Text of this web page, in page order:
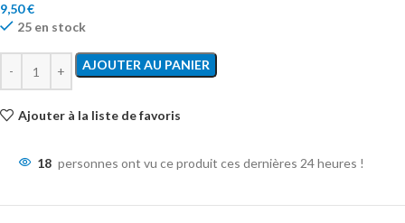
9,50€
25 en stock
AJOUTER AU PANIER
Ajouter à la liste de favoris
18 personnes ont vu ce produit ces dernières 24 heures !